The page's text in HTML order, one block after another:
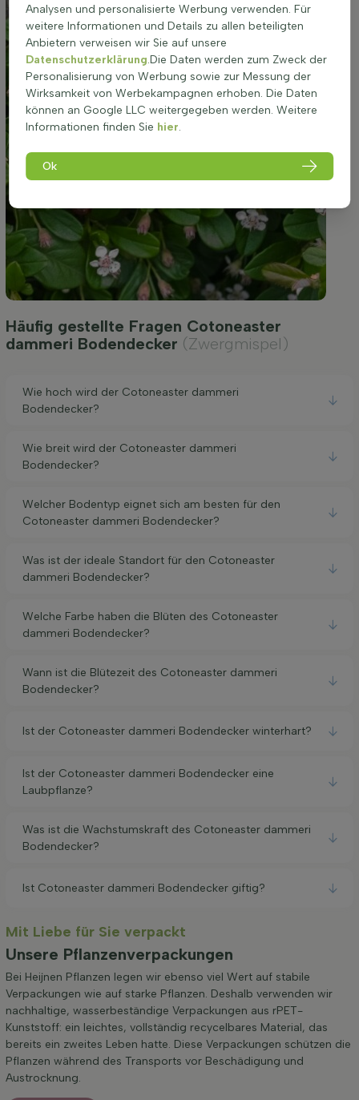
Häufig gestellte Fragen Cotoneaster
dammeri Bodendecker (Zwergmispel)
Wie hoch wird der Cotoneaster dammeri
Bodendecker?
Wie breit wird der Cotoneaster dammeri
Bodendecker?
Welcher Bodentyp eignet sich am besten für den
Cotoneaster dammeri Bodendecker?
Was ist der ideale Standort für den Cotoneaster
dammeri Bodendecker?
Welche Farbe haben die Blüten des Cotoneaster
dammeri Bodendecker?
Wann ist die Blütezeit des Cotoneaster dammeri
Bodendecker?
Ist der Cotoneaster dammeri Bodendecker winterhart?
Ist der Cotoneaster dammeri Bodendecker eine
Laubpflanze?
Was ist die Wachstumskraft des Cotoneaster dammeri
Bodendecker?
Ist Cotoneaster dammeri Bodendecker giftig?
Mit Liebe für Sie verpackt
Unsere Pflanzenverpackungen
Bei Heijnen Pflanzen legen wir ebenso viel Wert auf stabile
Verpackungen wie auf starke Pflanzen. Deshalb verwenden wir
nachhaltige, wasserbeständige Verpackungen aus rPET-
Kunststoff: ein leichtes, vollständig recycelbares Material, das
bereits ein zweites Leben hatte. Diese Verpackungen schützen die
Pflanzen während des Transports vor Beschädigung und
Austrocknung.
Analysen und personalisierte Werbung verwenden. Für
weitere Informationen und Details zu allen beteiligten
Anbietern verweisen wir Sie auf unsere
Datenschutzerklärung.Die Daten werden zum Zweck der
Personalisierung von Werbung sowie zur Messung der
Wirksamkeit von Werbekampagnen erhoben. Die Daten
können an Google LLC weitergegeben werden. Weitere
Informationen finden Sie hier.
Ok